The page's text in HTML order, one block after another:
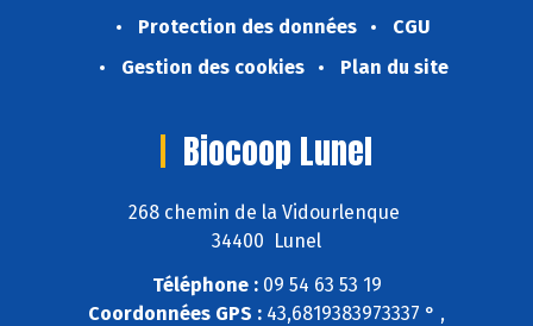
Protection des données
CGU
Gestion des cookies
Plan du site
Biocoop Lunel
268 chemin de la Vidourlenque
34400 Lunel
Téléphone :09 54 63 53 19
Coordonnées GPS : 43,6819383973337 ° ,